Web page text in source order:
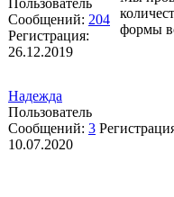
Пользователь
Сообщений: 204
Регистрация:
26.12.2019
формы
Надежда
Пользователь
Сообщений: 3
10.07.2020